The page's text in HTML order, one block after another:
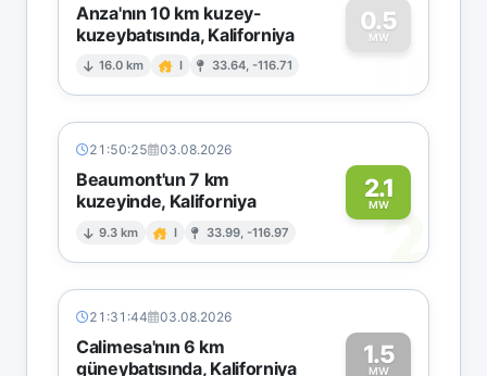
Anza'nın 10 km kuzey-
kuzeybatısında, Kaliforniya
16.0 km I 33.64, -116.71
0.5
MW
0
21:50:25 03.08.2026
Beaumont'un 7 km
kuzeyinde, Kaliforniya
9.3 km I 33.99, -116.97
2.1
MW2
21:31:44 03.08.2026
Calimesa'nın 6 km
güneybatısında, Kaliforniya
1.5
MW